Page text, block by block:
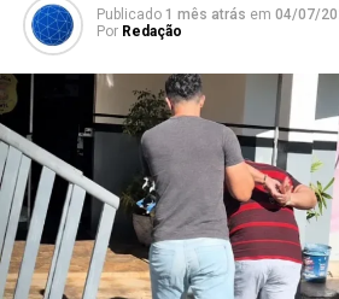
Publicado 1 mês atrás em 04/07/
Por Redação